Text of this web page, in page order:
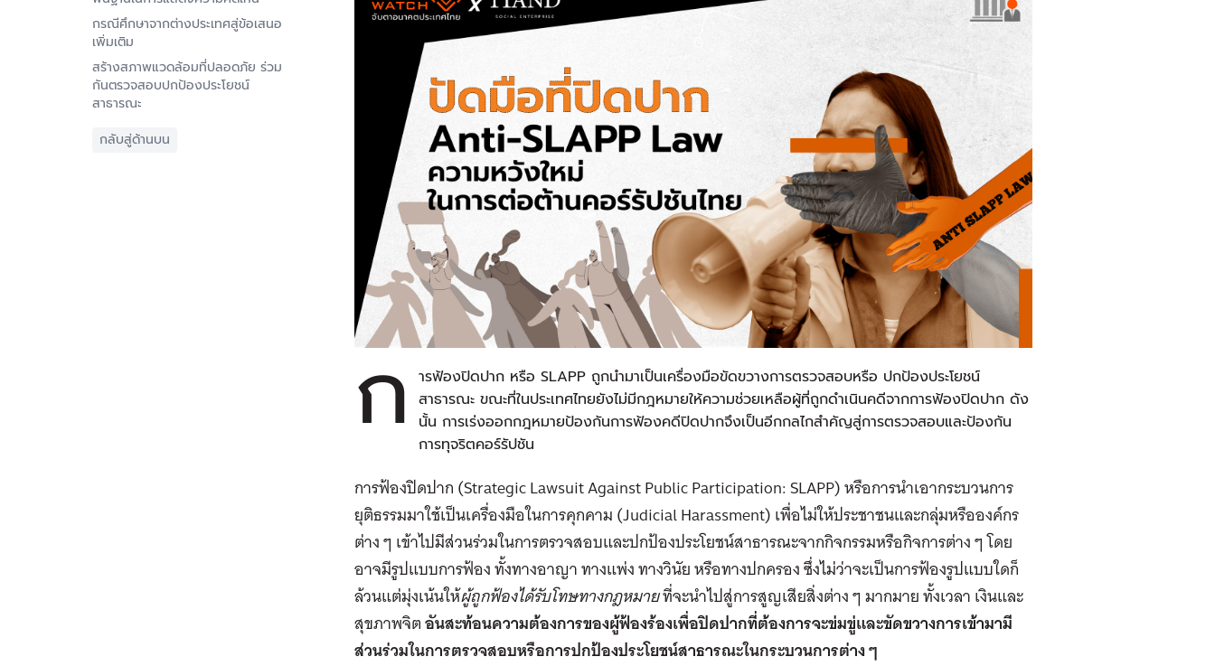
กรณีศึกษาจากต่างประเทศสู่ข้อเสนอ
เพิ่มเติม
สร้างสภาพแวดล้อมที่ปลอดภัย ร่วม
กันตรวจสอบปกป้องประโยชน์
สาธารณะ
กลับสู่ด้านบน
ก ารฟ้องปิดปาก หรือ SLAPP ถูกนำมาเป็นเครื่องมือขัดขวางการตรวจสอบหรือ ปกป้องประโยชน์
สาธารณะ ขณะที่ในประเทศไทยยังไม่มีกฎหมายให้ความช่วยเหลือผู้ที่ถูกดำเนินคดีจากการฟ้องปิดปาก ดัง
นั้น การเร่งออกกฎหมายป้องกันการฟ้องคดีปิดปากจึงเป็นอีกกลไกสำคัญสู่การตรวจสอบและป้องกัน
การทุจริตคอร์รัปชัน
การฟ้องปิดปาก (Strategic Lawsuit Against Public Participation: SLAPP) หรือการนำเอากระบวนการ
ยุติธรรมมาใช้เป็นเครื่องมือในการคุกคาม (Judicial Harassment) เพื่อไม่ให้ประชาชนและกลุ่มหรือองค์กร
ต่าง ๆ เข้าไปมีส่วนร่วมในการตรวจสอบและปกป้องประโยชน์สาธารณะจากกิจกรรมหรือกิจการต่าง ๆ โดย
อาจมีรูปแบบการฟ้อง ทั้งทางอาญา ทางแพ่ง ทางวินัย หรือทางปกครอง ซึ่งไม่ว่าจะเป็นการฟ้องรูปแบบใดก็
ล้วนแต่มุ่งเน้นให้ผู้ถูกฟ้องได้รับโทษทางกฎหมายที่จะนำไปสู่การสูญเสียสิ่งต่าง ๆ มากมาย ทั้งเวลา เงินและ
สุขภาพจิตอันสะท้อนความต้องการของผู้ฟ้องร้องเพื่อปิดปากที่ต้องการจะข่มขู่และขัดขวางการเข้ามามี
ส่วนร่วมในการตรวจสอบหรือการปกป้องประโยชน์สาธารณะในกระบวนการต่าง ๆ